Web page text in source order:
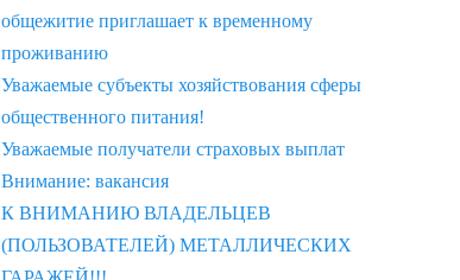
общежитие приглашает к временному
проживанию
Уважаемые субъекты хозяйствования сферы
общественного питания!
Уважаемые получатели страховых выплат
Внимание: вакансия
К ВНИМАНИЮ ВЛАДЕЛЬЦЕВ
(ПОЛЬЗОВАТЕЛЕЙ) МЕТАЛЛИЧЕСКИХ